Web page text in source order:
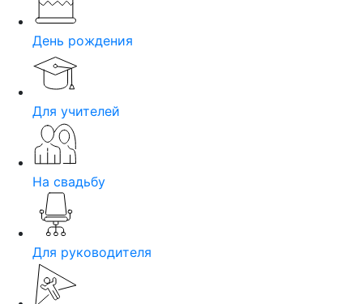
День рождения
Для учителей
На свадьбу
Для руководителя